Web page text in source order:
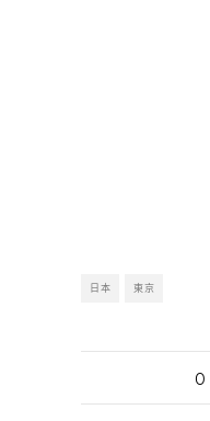
日本 東京
0